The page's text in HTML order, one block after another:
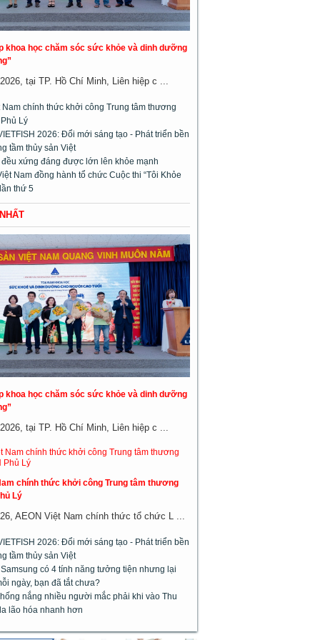
khoa học chăm sóc sức khỏe và dinh dưỡng
tại TP. Hồ Chí Minh, Liên hiệp c ...
Nam chính thức khởi công Trung tâm thương
Lý
2026: Đổi mới sáng tạo - Phát triển bền
tầm thủy sản Việt
đều xứng đáng được lớn lên khỏe mạnh
Nam đồng hành tổ chức Cuộc thi “Tôi Khỏe
thứ 5
khoa học chăm sóc sức khỏe và dinh dưỡng
tại TP. Hồ Chí Minh, Liên hiệp c ...
chính thức khởi công Trung tâm thương
Lý
AEON Việt Nam chính thức tổ chức L ...
2026: Đổi mới sáng tạo - Phát triển bền
tầm thủy sản Việt
có 4 tính năng tưởng tiện nhưng lại
ngày, bạn đã tắt chưa?
nắng nhiều người mắc phải khi vào Thu
lão hóa nhanh hơn